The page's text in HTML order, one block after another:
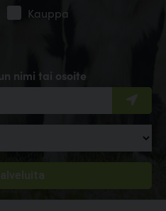
nimi tai osoite
Kauppa